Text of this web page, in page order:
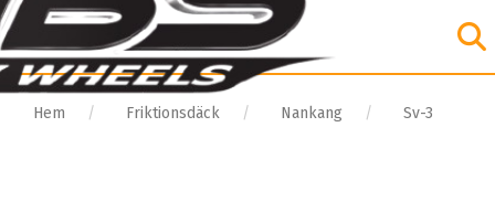
Hem Friktionsdäck Nankang Sv-3